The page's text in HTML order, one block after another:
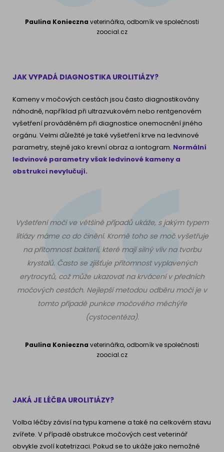
Paulina Konieczna veterinářka, odborník ve společnosti
zoocial.cz
JAK VYPADÁ DIAGNOSTIKA UROLITIÁZY?
Kameny v močových cestách jsou často diagnostikovány
náhodně, například při ultrazvukovém nebo rentgenovém
vyšetření prováděném při diagnostice onemocnění jiného
orgánu. Velmi důležité je také vyšetření krve na ledvinové
parametry, stejně jako krevní obraz a iontogram. Normální
ledvinové parametry však ledvinové kameny a
obstrukci nevylučují.
Vyšetření moči ve většině případů ukáže, s jakým typem
litiázy máme co do činění. Kromě toho se moč vyšetřuje
na přítomnost bakterií, které mají silný vliv na tvorbu
krystalů. Často se zjišťuje přítomnost vyplavených
erytrocytů, což může ukazovat na krvácení v předních
močových cestách. Nejlepší metodou odběru moči je v
tomto případě punkce močového měchýře
(cystocentéza).
Paulina Konieczna veterinářka, odborník ve společnosti
zoocial.cz
JAKÁ JE LÉČBA UROLITIÁZY?
Volba léčby závisí na typu kamene a také na celkovém stavu
zvířete. V případě obstrukce močových cest veterinář
obvykle zvolí katetrizaci. Pokud se to ukáže jako nemožné